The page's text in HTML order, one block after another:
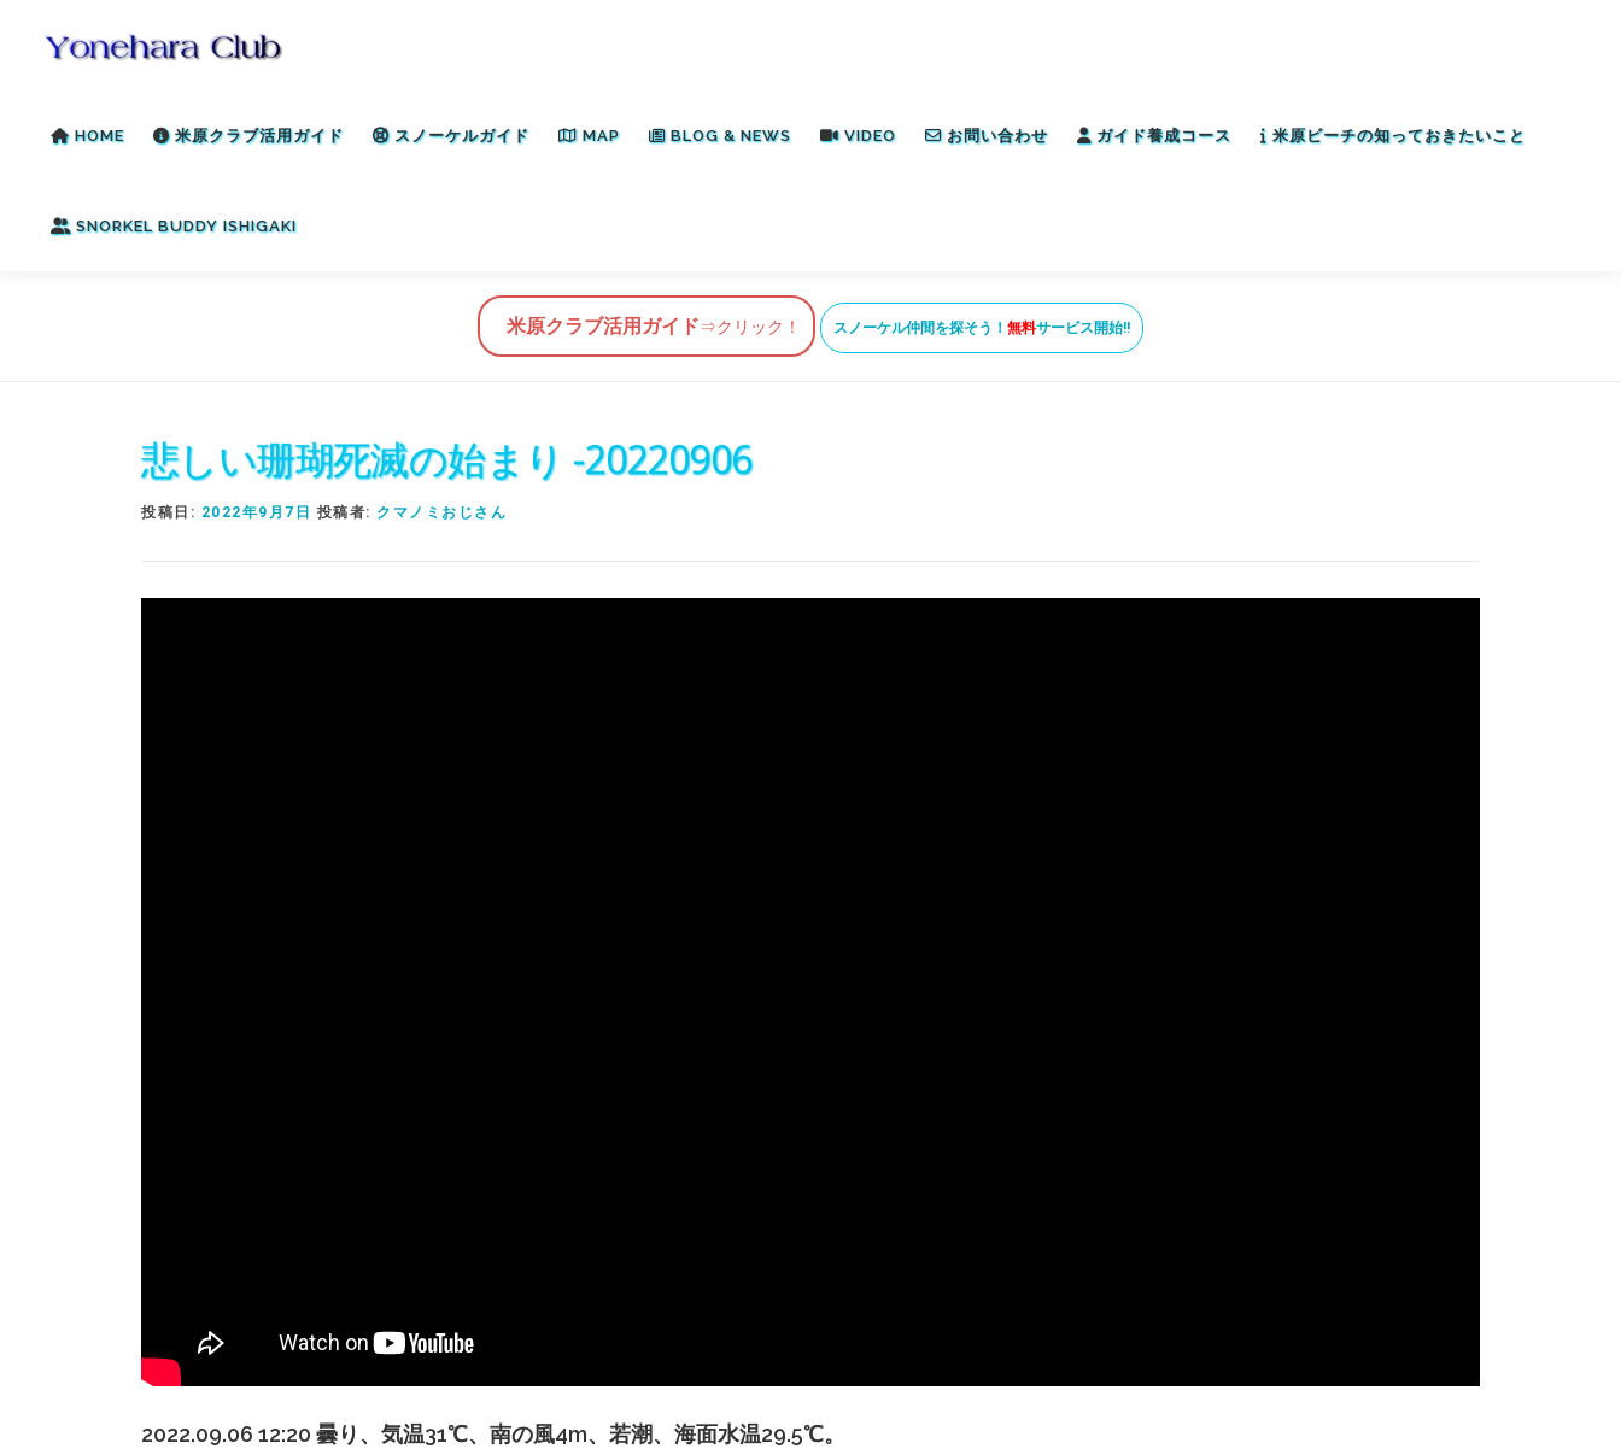
HOME 米原クラブ活用ガイド スノーケルガイド MAP BLOG & NEWS VIDEO お問い合わせ ガイド養成コース 米原ビーチの知っておきたいこと
SNORKEL BUDDY ISHIGAKI
米原クラブ活用ガイド⇒クリック！ スノーケル仲間を探そう！ 無料サービス開始!!
悲しい珊瑚死滅の始まり -20220906
投稿日: 2022年9月7日 投稿者: クマノミおじさん
2022.09.06 12:20 曇り、気温31℃、南の風4m、若潮、海面水温29.5℃。